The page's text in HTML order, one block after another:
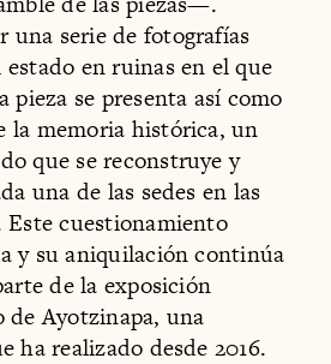
una serie de fotografías
en ruinas en el que
pieza se presenta así como
la memoria histórica, un
que se reconstruye y
una de las sedes en las
Este cuestionamiento
y su aniquilación continúa
de la exposición
de Ayotzinapa, una
ha realizado desde 2016.